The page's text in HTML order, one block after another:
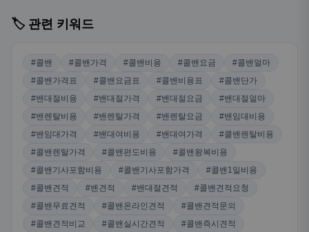
🏷️ 관련 키워드
#콜밴 #콜밴가격 #콜밴비용 #콜밴요금
#콜밴얼마
#콜밴가격표
#콜밴요금표 #콜밴비용표
#콜밴단가
#밴대절비용
#밴대절가격 #밴대절요금
#밴대절얼마
#밴렌탈비용
#밴렌탈가격 #밴렌탈요금
#밴임대비용
#밴임대가격
#밴대여비용 #밴대여가격
#콜밴렌탈비용
#콜밴렌탈가격
#콜밴편도비용
#콜밴왕복비용
#콜밴기사포함비용
#콜밴기사포함가격
#콜밴1일비용
#콜밴견적
#밴견적 #밴대절견적
#콜밴견적요청
#콜밴무료견적
#콜밴온라인견적
#콜밴견적문의
#콜밴견적비교
#콜밴실시간견적
#콜밴즉시견적